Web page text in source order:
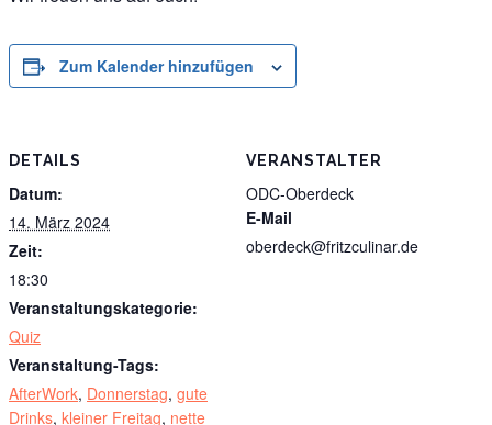
Zum Kalender hinzufügen
DETAILS
Datum:
14. März 2024
Zeit:
18:30
Veranstaltungskategorie:
Quiz
Veranstaltung-Tags:
AfterWork, Donnerstag, gute
Drinks, kleiner Freitag, nette
VERANSTALTER
ODC-Oberdeck
E-Mail
oberdeck@fritzculinar.de